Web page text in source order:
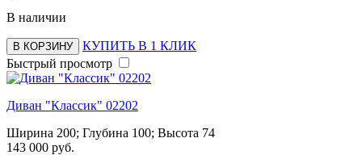
В наличии
В КОРЗИНУ
КУПИТЬ В 1 КЛИК
Быстрый просмотр
Диван "Классик" 02202
Ширина 200; Глубина 100; Высота 74
143 000 руб.